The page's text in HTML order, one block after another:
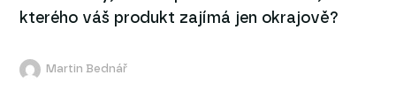
kterého váš produkt zajímá jen okrajově?
Martin Bednář